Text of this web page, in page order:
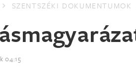
SZENTSZÉKI DOKUMENTUMOK
04:15